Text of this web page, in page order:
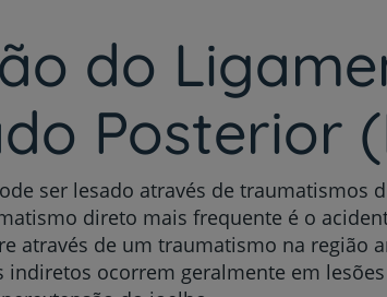
e acompanhantes
Academic Center
profissionais
do
Posterior
ser lesado através de traumatismos
direto mais frequente é o
através de um traumatismo na região
indiretos ocorrem geralmente em